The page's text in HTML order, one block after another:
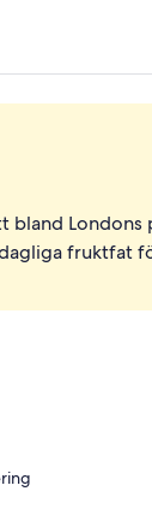
bland Londons
fruktfat